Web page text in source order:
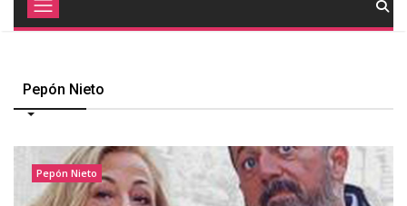
Pepón Nieto
Pepón Nieto